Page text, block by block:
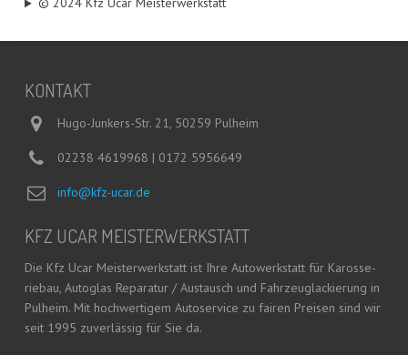
KON­TAKT
Hugo-Junkers-Str. 21, 50259 Pulheim
02238 4619968 | 0172 5956649
info@kfz-ucar.de
KFZ UCAR MEISTERWERKSTATT
Die Kfz Ucar Meis­ter­werk­statt ist Ihre Auto­werk­statt für Karos­se­
rie­bau, Auto­glas Repa­ra­tur / Aus­tausch und Fahr­zeug­la­ckie­rung in
Pul­heim. Mit hoch­wer­ti­gem Auto­ser­vice zu fai­ren Prei­sen sind wir
seit 1995 zuver­läs­sig für Sie da.